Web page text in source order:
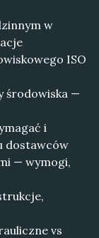
w
ISO
środowiska —
i
dostawców
— wymogi,
vs